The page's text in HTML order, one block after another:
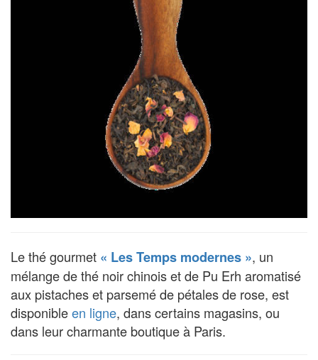
Le thé gourmet « Les Temps modernes », un
mélange de thé noir chinois et de Pu Erh aromatisé
aux pistaches et parsemé de pétales de rose, est
disponibleen ligne, dans certains magasins, ou
dans leur charmante boutique à Paris.